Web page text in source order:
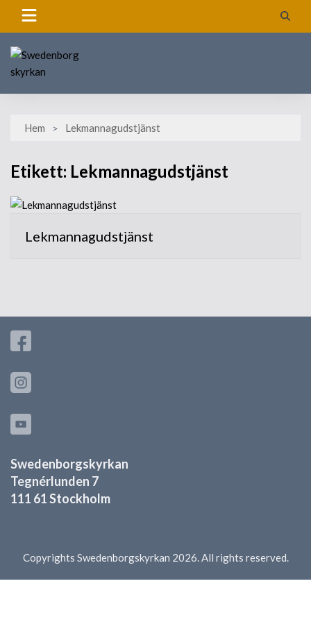
Hem Lekmannagudstjänst
Etikett: Lekmannagudstjänst
Lekmannagudstjänst
Swedenborgskyrkan
Tegnérlunden 7
111 61 Stockholm
Copyrights Swedenborgskyrkan 2026. All rights reserved.